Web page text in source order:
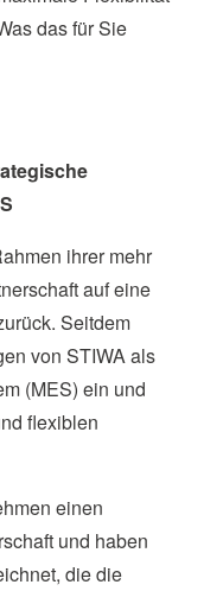
das für Sie
ihrer mehr
auf eine
Seitdem
von STIWA als
(MES) ein und
flexiblen
einen
und haben
die die